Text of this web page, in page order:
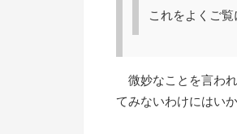
これをよくご
微妙なことを言わ
てみないわけにはい